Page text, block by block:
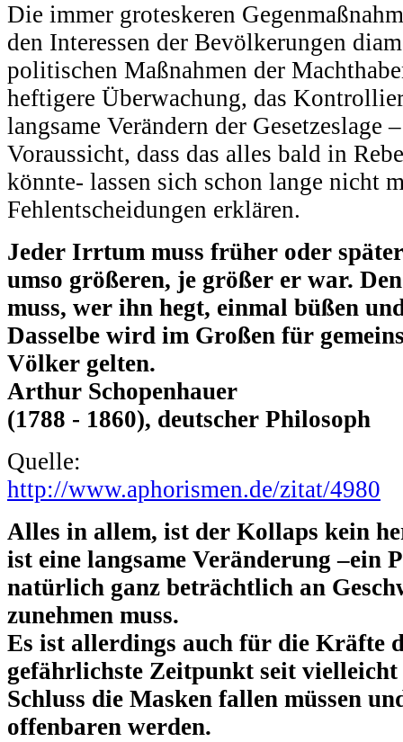
Die immer groteskeren
den Interessen der Bevölkerungen
politischen Maßnahmen der
heftigere Überwachung, das
langsame Verändern der Gesetzeslage
Voraussicht, dass das alles bald in
könnte- lassen sich schon lange nicht
Fehlentscheidungen erklären.
Jeder Irrtum muss früher oder
umso größeren, je größer er war.
muss, wer ihn hegt, einmal büßen
Dasselbe wird im Großen für
Völker gelten.
Arthur Schopenhauer
(1788 - 1860), deutscher Philosoph
Quelle:
http://www.aphorismen.de/zitat/4980
Alles in allem, ist der Kollaps kein
ist eine langsame Veränderung –ein
natürlich ganz beträchtlich an
zunehmen muss.
Es ist allerdings auch für die Kräfte
gefährlichste Zeitpunkt seit vielleicht
Schluss die Masken fallen müssen
offenbaren werden.